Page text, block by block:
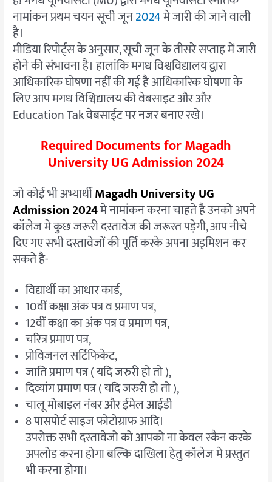
नामांकन प्रथम चयन सूची जून2024मे जारी की जाने वाली
है।
मीडिया रिपोर्ट्स के अनुसार, सूची जून के तीसरे सप्ताह में जारी
होने की संभावना है। हालांकि मगध विश्वविद्यालय द्वारा
आधिकारिक घोषणा नहीं की गई है आधिकारिक घोषणा के
लिए आप मगध विश्विद्यालय की वेबसाइट और और
Education Tak वेबसाईट पर नजर बनाए रखे।
Required Documents for Magadh
University UG Admission 2024
जो कोई भी अभ्यार्थीMagadh University UG
Admission 2024मे नामांकन करना चाहते है उनको अपने
कॉलेज मे कुछ जरूरी दस्तावेज की जरूरत पड़ेगी, आप नीचे
दिए गए सभी दस्तावेजों की पूर्ति करके अपना अड्मिशन कर
सकते है-
विद्यार्थी का आधार कार्ड,
10वीं कक्षा अंक पत्र व प्रमाण पत्र,
12वीं कक्षा का अंक पत्र व प्रमाण पत्र,
चरित्र प्रमाण पत्र,
प्रोविजनल सर्टिफिकेट,
जाति प्रमाण पत्र ( यदि जरुरी हो तो ),
दिव्यांग प्रमाण पत्र ( यदि जरुरी हो तो ),
चालू मोबाइल नंबर और ईमेल आईडी
8 पासपोर्ट साइज फोटोग्राफ आदि।
उपरोक्त सभी दस्तावेजो को आपको ना केवल स्कैन करके
अपलोड करना होगा बल्कि दाखिला हेतु कॉलेज मे प्रस्तुत
भी करना होगा।